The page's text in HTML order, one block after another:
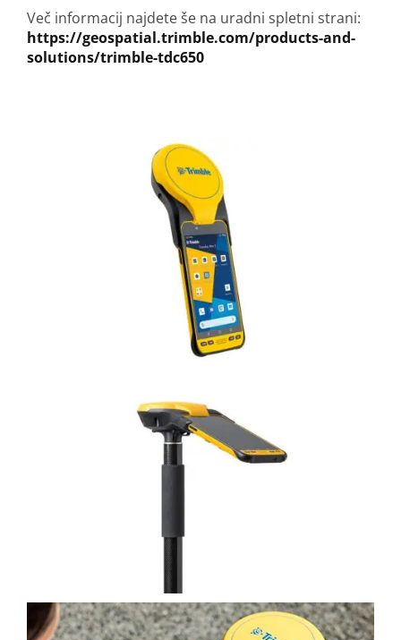
Več informacij najdete še na uradni spletni strani:
https://geospatial.trimble.com/products-and-
solutions/trimble-tdc650